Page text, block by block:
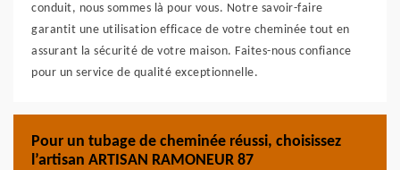
conduit, nous sommes là pour vous. Notre savoir-faire
garantit une utilisation efficace de votre cheminée tout en
assurant la sécurité de votre maison. Faites-nous confiance
pour un service de qualité exceptionnelle.
Pour un tubage de cheminée réussi, choisissez
l’artisan ARTISAN RAMONEUR 87